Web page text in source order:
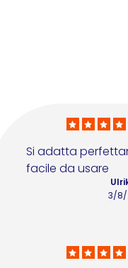
Si adatta
facile da usare
3/8/